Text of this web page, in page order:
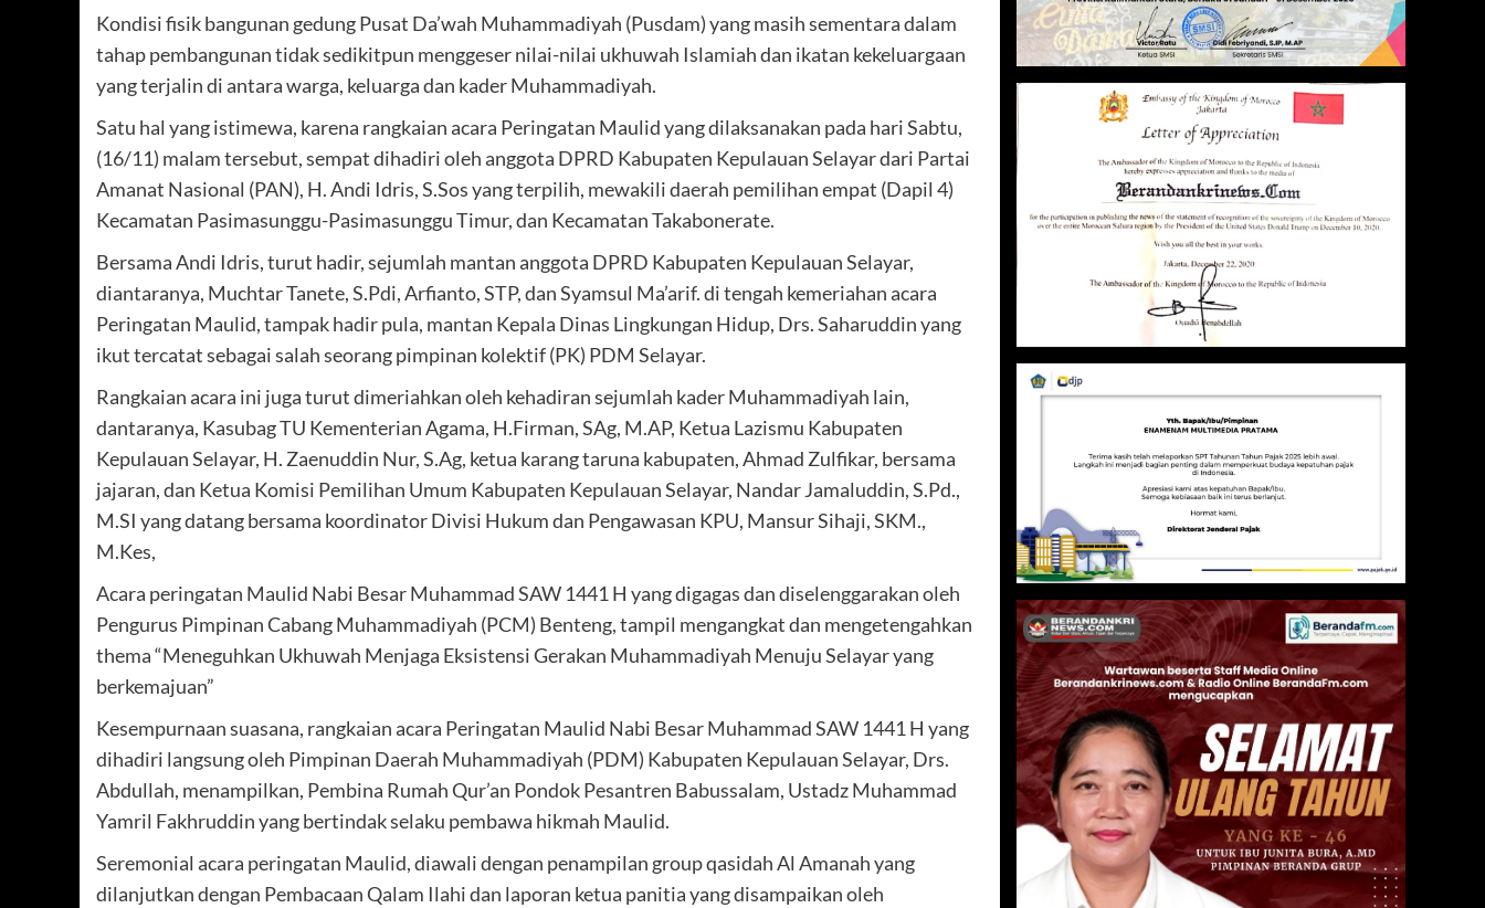
Kondisi fisik bangunan gedung Pusat Da’wah Muhammadiyah (Pusdam) yang masih sementara dalam
tahap pembangunan tidak sedikitpun menggeser nilai-nilai ukhuwah Islamiah dan ikatan kekeluargaan
yang terjalin di antara warga, keluarga dan kader Muhammadiyah.
Satu hal yang istimewa, karena rangkaian acara Peringatan Maulid yang dilaksanakan pada hari Sabtu,
(16/11) malam tersebut, sempat dihadiri oleh anggota DPRD Kabupaten Kepulauan Selayar dari Partai
Amanat Nasional (PAN), H. Andi Idris, S.Sos yang terpilih, mewakili daerah pemilihan empat (Dapil 4)
Kecamatan Pasimasunggu-Pasimasunggu Timur, dan Kecamatan Takabonerate.
Bersama Andi Idris, turut hadir, sejumlah mantan anggota DPRD Kabupaten Kepulauan Selayar,
diantaranya, Muchtar Tanete, S.Pdi, Arfianto, STP, dan Syamsul Ma’arif. di tengah kemeriahan acara
Peringatan Maulid, tampak hadir pula, mantan Kepala Dinas Lingkungan Hidup, Drs. Saharuddin yang
ikut tercatat sebagai salah seorang pimpinan kolektif (PK) PDM Selayar.
Rangkaian acara ini juga turut dimeriahkan oleh kehadiran sejumlah kader Muhammadiyah lain,
dantaranya, Kasubag TU Kementerian Agama, H.Firman, SAg, M.AP, Ketua Lazismu Kabupaten
Kepulauan Selayar, H. Zaenuddin Nur, S.Ag, ketua karang taruna kabupaten, Ahmad Zulfikar, bersama
jajaran, dan Ketua Komisi Pemilihan Umum Kabupaten Kepulauan Selayar, Nandar Jamaluddin, S.Pd.,
M.SI yang datang bersama koordinator Divisi Hukum dan Pengawasan KPU, Mansur Sihaji, SKM.,
M.Kes,
Acara peringatan Maulid Nabi Besar Muhammad SAW 1441 H yang digagas dan diselenggarakan oleh
Pengurus Pimpinan Cabang Muhammadiyah (PCM) Benteng, tampil mengangkat dan mengetengahkan
thema “Meneguhkan Ukhuwah Menjaga Eksistensi Gerakan Muhammadiyah Menuju Selayar yang
berkemajuan”
Kesempurnaan suasana, rangkaian acara Peringatan Maulid Nabi Besar Muhammad SAW 1441 H yang
dihadiri langsung oleh Pimpinan Daerah Muhammadiyah (PDM) Kabupaten Kepulauan Selayar, Drs.
Abdullah, menampilkan, Pembina Rumah Qur’an Pondok Pesantren Babussalam, Ustadz Muhammad
Yamril Fakhruddin yang bertindak selaku pembawa hikmah Maulid.
Seremonial acara peringatan Maulid, diawali dengan penampilan group qasidah Al Amanah yang
dilanjutkan dengan Pembacaan Qalam Ilahi dan laporan ketua panitia yang disampaikan oleh